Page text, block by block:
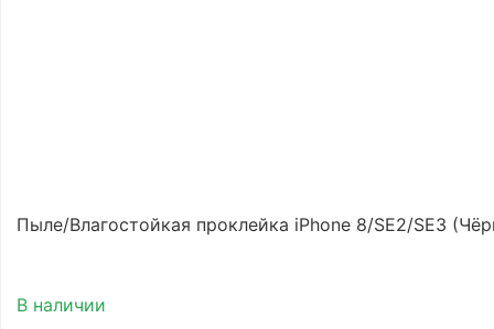
Пыле/Влагостойкая проклейка iPhone 8/SE2/SE3
В наличии